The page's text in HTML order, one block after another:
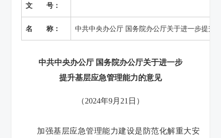
文 号：
名 称： 中共中央办公厅 国务院办公厅关于进一步提升
中共中央办公厅 国务院办公厅关于进一步
提升基层应急管理能力的意见
（2024年9月21日）
加强基层应急管理能力建设是防范化解重大安